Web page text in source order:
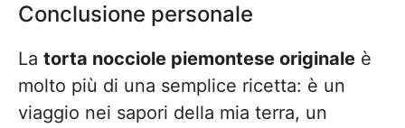
Conclusione personale
La torta nocciole piemontese originale è
molto più di una semplice ricetta: è un
viaggio nei sapori della mia terra, un